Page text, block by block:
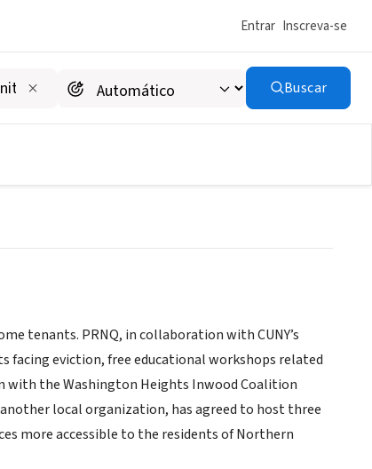
Entrar Inscreva-se
Buscar
tenants. PRNQ, in collaboration with CUNY’s
eviction, free educational workshops related
the Washington Heights Inwood Coalition
local organization, has agreed to host three
more accessible to the residents of Northern